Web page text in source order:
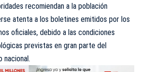
recomiendan a la población
atenta a los boletines emitidos por los
oficiales, debido a las condiciones
previstas en gran parte del
nacional.